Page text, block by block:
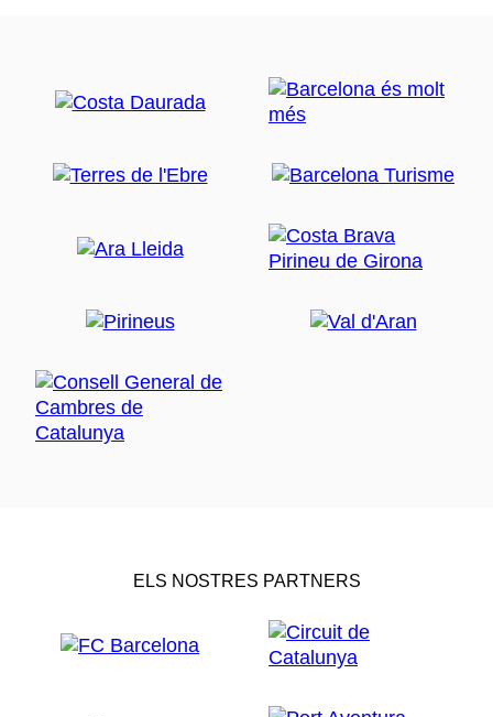
ELS NOSTRES PARTNERS